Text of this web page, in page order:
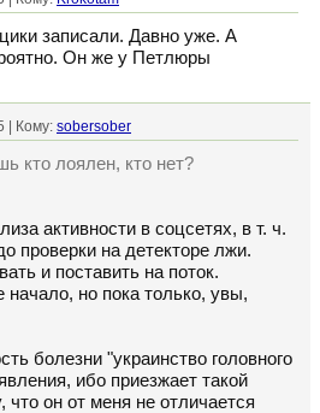
записали. Давно уже. А
Он же у Петлюры
| Кому: sobersober
кто лоялен, кто нет?
активности в соцсетях, в т. ч.
проверки на детекторе лжи.
и поставить на поток.
но пока только, увы,
болезни "украинство головного
ибо приезжает такой
он от меня не отличается